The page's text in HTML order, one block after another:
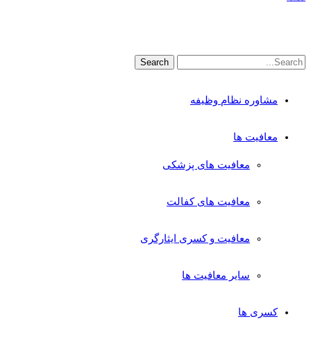
مشاوره نظام وظیفه
معافیت ها
معافیت های پزشکی
معافیت های کفالت
معافیت و کسری ایثارگری
سایر معافیت ها
کسری ها